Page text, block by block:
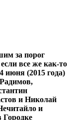
за порог
все же как-то
июня (2015 года)
и Николай
и
Городке